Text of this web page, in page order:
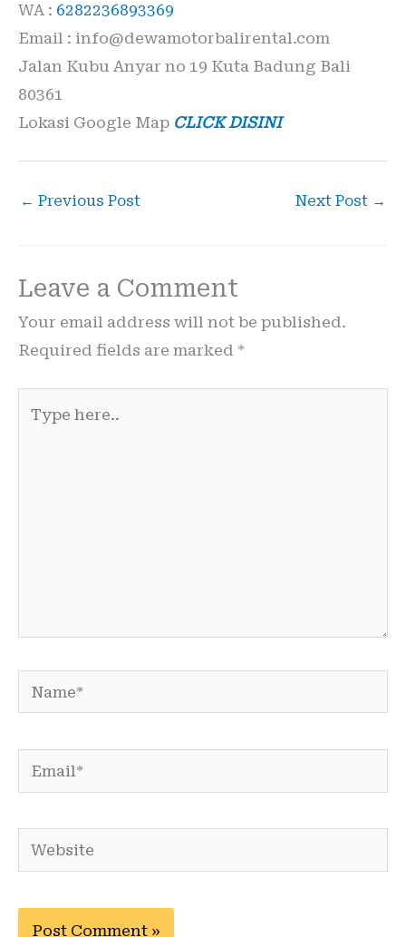
WA : 6282236893369
Email : info@dewamotorbalirental.com
Jalan Kubu Anyar no 19 Kuta Badung Bali
80361
Lokasi Google Map CLICK DISINI
← Previous Post Next Post →
Leave a Comment
Your email address will not be published.
Required fields are marked *
here..
Name*
Email*
Website